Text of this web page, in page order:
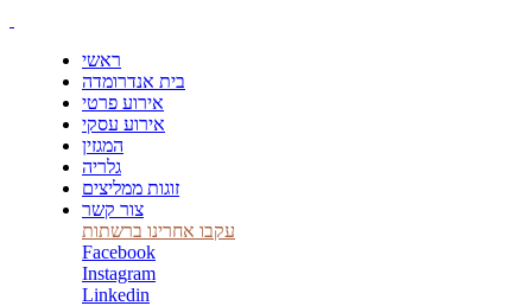
ראשי
בית אנדרומדה
אירוע פרטי
אירוע עסקי
המגזין
גלריה
זוגות ממליצים
צור קשר
עקבו אחרינו ברשתות
Facebook
Instagram
Linkedin